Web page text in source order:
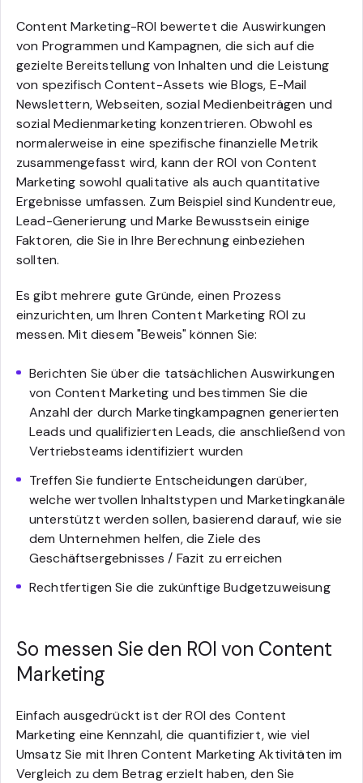
Content Marketing-ROI bewertet die Auswirkungen
von Programmen und Kampagnen, die sich auf die
gezielte Bereitstellung von Inhalten und die Leistung
von spezifisch Content-Assets wie Blogs, E-Mail
Newslettern, Webseiten, sozial Medienbeiträgen und
sozial Medienmarketing konzentrieren. Obwohl es
normalerweise in eine spezifische finanzielle Metrik
zusammengefasst wird, kann der ROI von Content
Marketing sowohl qualitative als auch quantitative
Ergebnisse umfassen. Zum Beispiel sind Kundentreue,
Lead-Generierung und Marke Bewusstsein einige
Faktoren, die Sie in Ihre Berechnung einbeziehen
sollten.
Es gibt mehrere gute Gründe, einen Prozess
einzurichten, um Ihren Content Marketing ROI zu
messen. Mit diesem "Beweis" können Sie:
Berichten Sie über die tatsächlichen Auswirkungen
von Content Marketing und bestimmen Sie die
Anzahl der durch Marketingkampagnen generierten
Leads und qualifizierten Leads, die anschließend von
Vertriebsteams identifiziert wurden
Treffen Sie fundierte Entscheidungen darüber,
welche wertvollen Inhaltstypen und Marketingkanäle
unterstützt werden sollen, basierend darauf, wie sie
dem Unternehmen helfen, die Ziele des
Geschäftsergebnisses / Fazit zu erreichen
Rechtfertigen Sie die zukünftige Budgetzuweisung
So messen Sie den ROI von Content
Marketing
Einfach ausgedrückt ist der ROI des Content
Marketing eine Kennzahl, die quantifiziert, wie viel
Umsatz Sie mit Ihren Content Marketing Aktivitäten im
Vergleich zu dem Betrag erzielt haben, den Sie